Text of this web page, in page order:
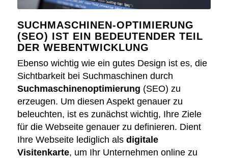
SUCHMASCHINEN-OPTIMIERUNG
(SEO) IST EIN BEDEUTENDER TEIL
DER WEBENTWICKLUNG
Ebenso wichtig wie ein gutes Design ist es, die
Sichtbarkeit bei Suchmaschinen durch
Suchmaschinenoptimierung (SEO) zu
erzeugen. Um diesen Aspekt genauer zu
beleuchten, ist es zunächst wichtig, Ihre Ziele
für die Webseite genauer zu definieren. Dient
Ihre Webseite lediglich als digitale
Visitenkarte, um Ihr Unternehmen online zu